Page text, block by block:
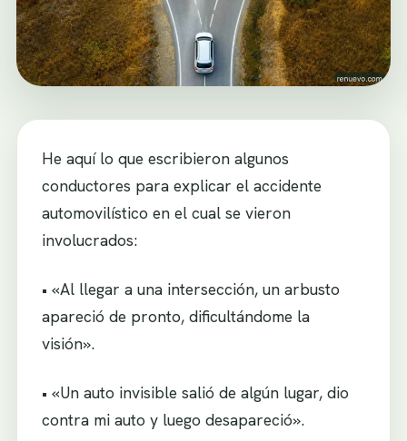
He aquí lo que escribieron algunos
conductores para explicar el accidente
automovilístico en el cual se vieron
involucrados:
• «Al llegar a una intersección, un arbusto
apareció de pronto, dificultándome la
visión».
• «Un auto invisible salió de algún lugar, dio
contra mi auto y luego desapareció».